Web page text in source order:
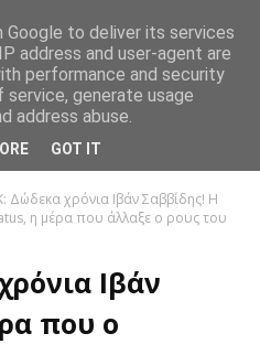
Δώδεκα χρόνια Ιβάν Σαββίδης! Η
η μέρα που άλλαξε ο ρους του
Ιβάν
που ο
to deliver its services
address and user-agent are
performance and security
generate usage
address abuse.
GOT IT